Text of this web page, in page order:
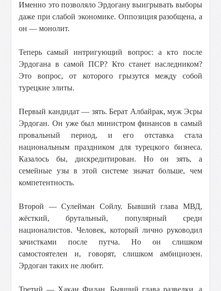
Именно это позволяло Эрдогану выигрывать выборы
даже при слабой экономике. Оппозиция разобщена, а
он — монолит.
Теперь самый интригующий вопрос: а кто после
Эрдогана в самой ПСР? Кто станет наследником?
Это вопрос, от которого грызутся между собой
турецкие элиты.
Первый кандидат — зять. Берат Албайрак, муж Эсры
Эрдоган. Он уже был министром финансов в самый
провальный период, и его отставка стала
национальным праздником для турецкого бизнеса.
Казалось бы, дискредитирован. Но он зять, а
семейные узы в этой системе значат больше, чем
компетентность.
Второй — Сулейман Сойлу. Бывший глава МВД,
жёсткий, брутальный, популярный среди
националистов. Человек, который лично руководил
зачистками после путча. Но он слишком
самостоятелен и, говорят, слишком амбициозен.
Эрдоган таких не любит.
Третий — Хакан Фидан. Бывший глава разведки, а